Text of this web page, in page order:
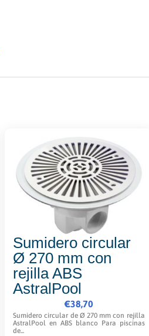
Sumidero circular
Ø 270 mm con
rejilla ABS
AstralPool
€38,70
Sumidero circular de Ø 270 mm con rejilla
AstralPool en ABS blanco Para piscinas
de...